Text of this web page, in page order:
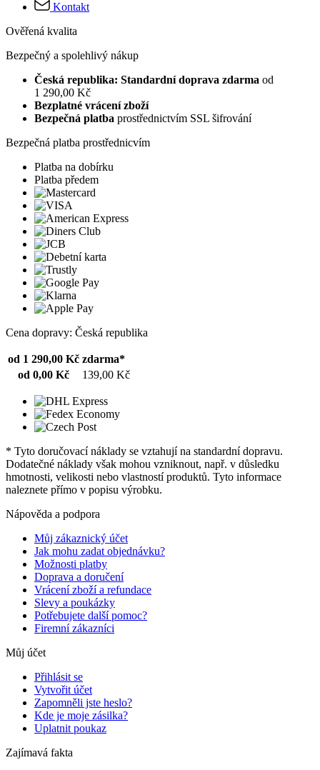
Kontakt
Ověřená kvalita
Bezpečný a spolehlivý nákup
Česká republika: Standardní doprava zdarma od
1 290,00 Kč
Bezplatné vrácení zboží
Bezpečná platba prostřednictvím SSL šifrování
Bezpečná platba prostřednicvím
Platba na dobírku
Platba předem
Cena dopravy: Česká republika
od 1 290,00 Kč zdarma*
od 0,00 Kč
139,00 Kč
* Tyto doručovací náklady se vztahují na standardní dopravu.
Dodatečné náklady však mohou vzniknout, např. v důsledku
hmotnosti, velikosti nebo vlastností produktů. Tyto informace
naleznete přímo v popisu výrobku.
Nápověda a podpora
Můj zákaznický účet
Jak mohu zadat objednávku?
Možnosti platby
Doprava a doručení
Vrácení zboží a refundace
Slevy a poukázky
Potřebujete další pomoc?
Firemní zákazníci
Můj účet
Přihlásit se
Vytvořit účet
Zapomněli jste heslo?
Kde je moje zásilka?
Uplatnit poukaz
Zajímavá fakta